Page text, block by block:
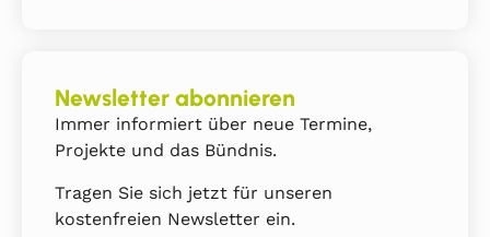
Newsletter abonnieren
Immer informiert über neue Termine,
Projekte und das Bündnis.
Tragen Sie sich jetzt für unseren
kostenfreien Newsletter ein.